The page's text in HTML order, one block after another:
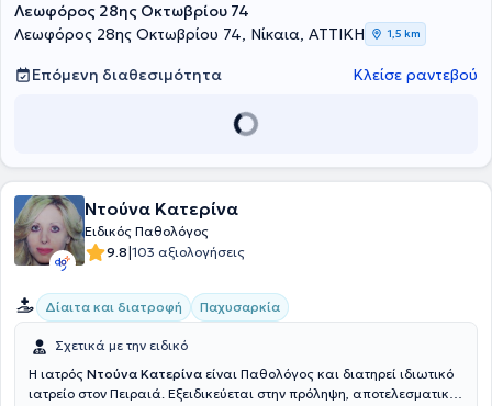
Λεωφόρος 28ης Οκτωβρίου 74
Λεωφόρος 28ης Οκτωβρίου 74, Νίκαια, ΑΤΤΙΚΗ
1,5 km
Επόμενη διαθεσιμότητα Κλείσε ραντεβού
Ντούνα Κατερίνα
Ειδικός Παθολόγος
9.8|103 αξιολογήσεις
Δίαιτα και διατροφή Παχυσαρκία
Σχετικά με την ειδικό
Η ιατρός Ντούνα Κατερίνα είναι Παθολόγος και διατηρεί ιδιωτικό
ιατρείο στον Πειραιά. Εξειδικεύεται στην πρόληψη, αποτελεσματική